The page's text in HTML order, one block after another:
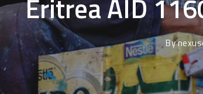
Eritrea AID
By